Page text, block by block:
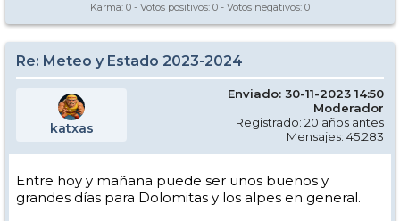
Karma: 0 - Votos positivos: 0 - Votos negativos: 0
Re: Meteo y Estado 2023-2024
katxas
Enviado: 30-11-2023 14:50
Moderador
Registrado: 20 años antes
Mensajes: 45.283
Entre hoy y mañana puede ser unos buenos y
grandes días para Dolomitas y los alpes en general.